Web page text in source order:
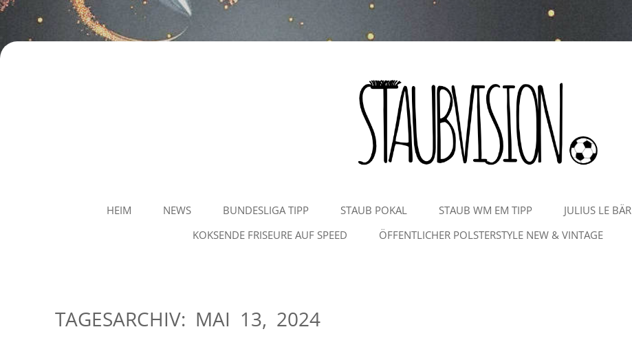
Inhalt
HEIM NEWS BUNDESLIGA TIPP STAUB POKAL STAUB WM EM TIPP JULIUS LE BÄR
KOKSENDE FRISEURE AUF SPEED
ÖFFENTLICHER POLSTERSTYLE NEW & VINTAGE
TAGESARCHIV: MAI 13, 2024